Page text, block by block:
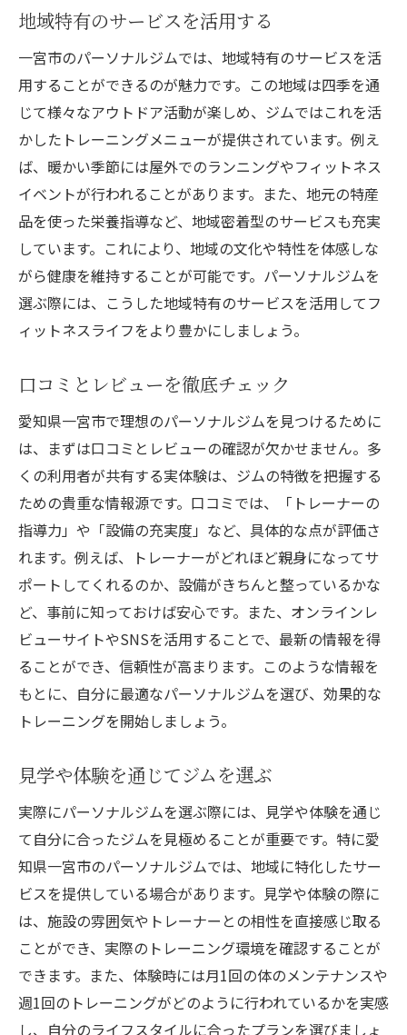
トレーニングを生活に組み込む方法
成果を確認しモチベーションを維持する
一宮市のパーソナルジムで初心者が安心して始
められる理由
初心者に優しいトレーニング環境
一宮市ならではの地域密着型サポート
初心者向けカスタマイズプランの充実
不安を和らげるための相談体制
初めてのトレーニングでも安心のサポート
ネスライフの変化
目標達成に向けたプランニング
モチベーションを高めるコミュニケーショ
ン
トレーニング成果のフィードバック
個人のペースに合わせた無理のない指導
トレーナーとの信頼関係の構築
地域密着型サービスが提供するパーソナルジム
の魅力とは
地域密着型ジムの特長を活かす
地域独自のイベントやワークショップ
一宮市の文化を取り入れたトレーニング
地域との協力で生まれる相乗効果
愛知県一宮市で理想の体を手に入れるためのパ
ーソナルジム活用法
目標設定と達成に向けたステップ
日常生活にトレーニングを組み込む
フィードバックを活用した効果的な進捗管
理
地域特有のサービスを活用する
一宮市のパーソナルジムでは、地域特有のサービスを活
用することができるのが魅力です。この地域は四季を通
じて様々なアウトドア活動が楽しめ、ジムではこれを活
かしたトレーニングメニューが提供されています。例え
ば、暖かい季節には屋外でのランニングやフィットネス
イベントが行われることがあります。また、地元の特産
品を使った栄養指導など、地域密着型のサービスも充実
しています。これにより、地域の文化や特性を体感しな
がら健康を維持することが可能です。パーソナルジムを
選ぶ際には、こうした地域特有のサービスを活用してフ
ィットネスライフをより豊かにしましょう。
口コミとレビューを徹底チェック
愛知県一宮市で理想のパーソナルジムを見つけるために
は、まずは口コミとレビューの確認が欠かせません。多
くの利用者が共有する実体験は、ジムの特徴を把握する
ための貴重な情報源です。口コミでは、「トレーナーの
指導力」や「設備の充実度」など、具体的な点が評価さ
れます。例えば、トレーナーがどれほど親身になってサ
ポートしてくれるのか、設備がきちんと整っているかな
ど、事前に知っておけば安心です。また、オンラインレ
ビューサイトやSNSを活用することで、最新の情報を得
ることができ、信頼性が高まります。このような情報を
もとに、自分に最適なパーソナルジムを選び、効果的な
トレーニングを開始しましょう。
見学や体験を通じてジムを選ぶ
実際にパーソナルジムを選ぶ際には、見学や体験を通じ
て自分に合ったジムを見極めることが重要です。特に愛
知県一宮市のパーソナルジムでは、地域に特化したサー
ビスを提供している場合があります。見学や体験の際に
は、施設の雰囲気やトレーナーとの相性を直接感じ取る
ことができ、実際のトレーニング環境を確認することが
できます。また、体験時には月1回の体のメンテナンスや
週1回のトレーニングがどのように行われているかを実感
し、自分のライフスタイルに合ったプランを選びましょ